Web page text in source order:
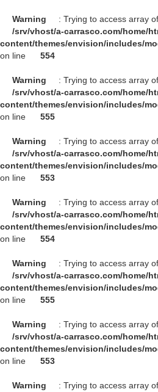
Warning
: Trying to access array
/srv/vhost/a-carrasco.com/home/
content/themes/envision/includes/
on line
554
Warning
: Trying to access array
/srv/vhost/a-carrasco.com/home/
content/themes/envision/includes/
on line
555
Warning
: Trying to access array
/srv/vhost/a-carrasco.com/home/
content/themes/envision/includes/
on line
553
Warning
: Trying to access array
/srv/vhost/a-carrasco.com/home/
content/themes/envision/includes/
on line
554
Warning
: Trying to access array
/srv/vhost/a-carrasco.com/home/
content/themes/envision/includes/
on line
555
Warning
: Trying to access array
/srv/vhost/a-carrasco.com/home/
content/themes/envision/includes/
on line
553
Warning
: Trying to access array